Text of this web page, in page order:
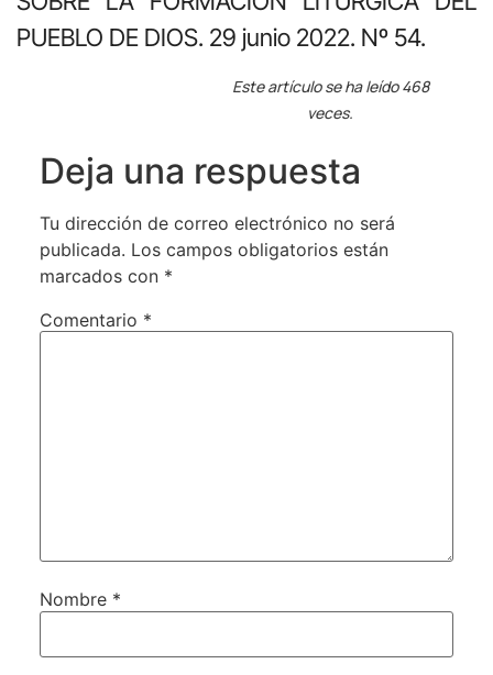
PUEBLO DE DIOS. 29 junio 2022. Nº 54.
Este artículo se ha leído 468
veces.
Deja una respuesta
Tu dirección de correo electrónico no será
publicada. Los campos obligatorios están
marcados con *
Comentario *
Nombre *